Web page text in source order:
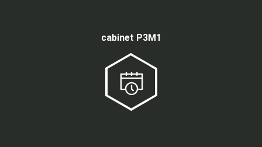
cabinet P3M1